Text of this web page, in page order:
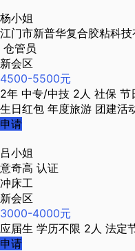
杨小姐
江门市新普华复合胶粘科技
仓管员
新会区
4500-5500元
2年 中专/中技 2人 社保 节
生日红包 年度旅游 团建活
申请
吕小姐
意奇高 认证
冲床工
新会区
3000-4000元
应届生 学历不限 2人 法定
申请